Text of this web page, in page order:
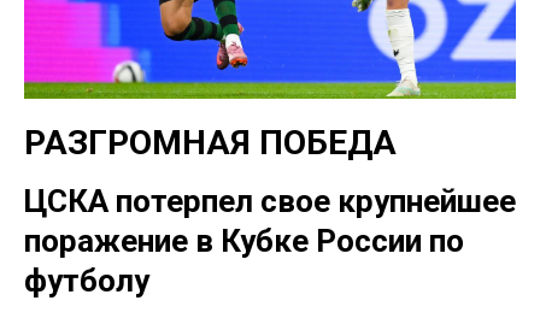
РАЗГРОМНАЯ ПОБЕДА
ЦСКА потерпел свое крупнейшее
поражение в Кубке России по
футболу